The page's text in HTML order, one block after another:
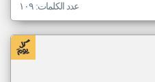
عدد الكلمات: ١٠٩